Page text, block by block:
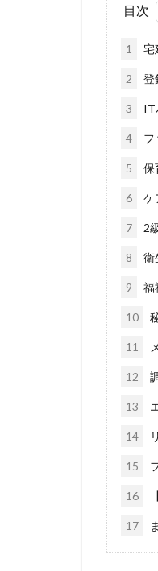
目次
1 宅
2 登
3 IT
4 フ
5 保
6 ケ
7 2
8 衛
9 福
10
11
12
13
14
15
16
17